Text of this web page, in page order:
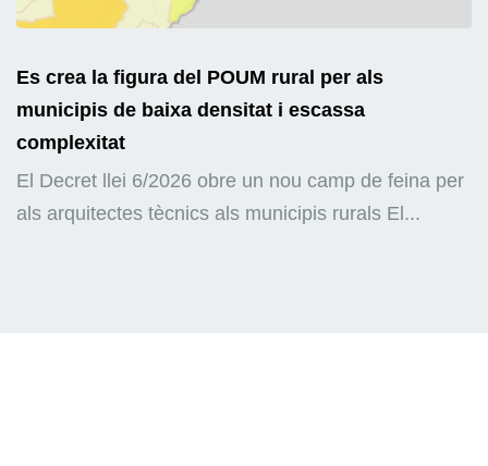
Es crea la figura del POUM rural per als
municipis de baixa densitat i escassa
complexitat
El Decret llei 6/2026 obre un nou camp de feina per
als arquitectes tècnics als municipis rurals El...